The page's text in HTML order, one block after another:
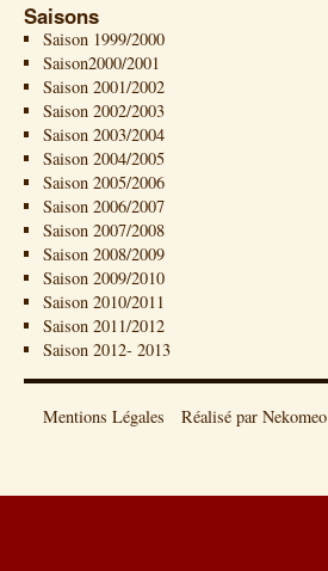
Saisons
Saison 1999/2000
Saison2000/2001
Saison 2001/2002
Saison 2002/2003
Saison 2003/2004
Saison 2004/2005
Saison 2005/2006
Saison 2006/2007
Saison 2007/2008
Saison 2008/2009
Saison 2009/2010
Saison 2010/2011
Saison 2011/2012
Saison 2012- 2013
Mentions Légales Réalisé par Nekomeo